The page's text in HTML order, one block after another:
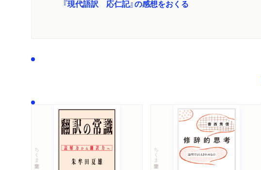
『現代語訳 応仁記』の感想をおくる
ちくま学芸文庫 ちくま学芸文庫